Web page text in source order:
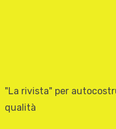
"La rivista" per
qualità